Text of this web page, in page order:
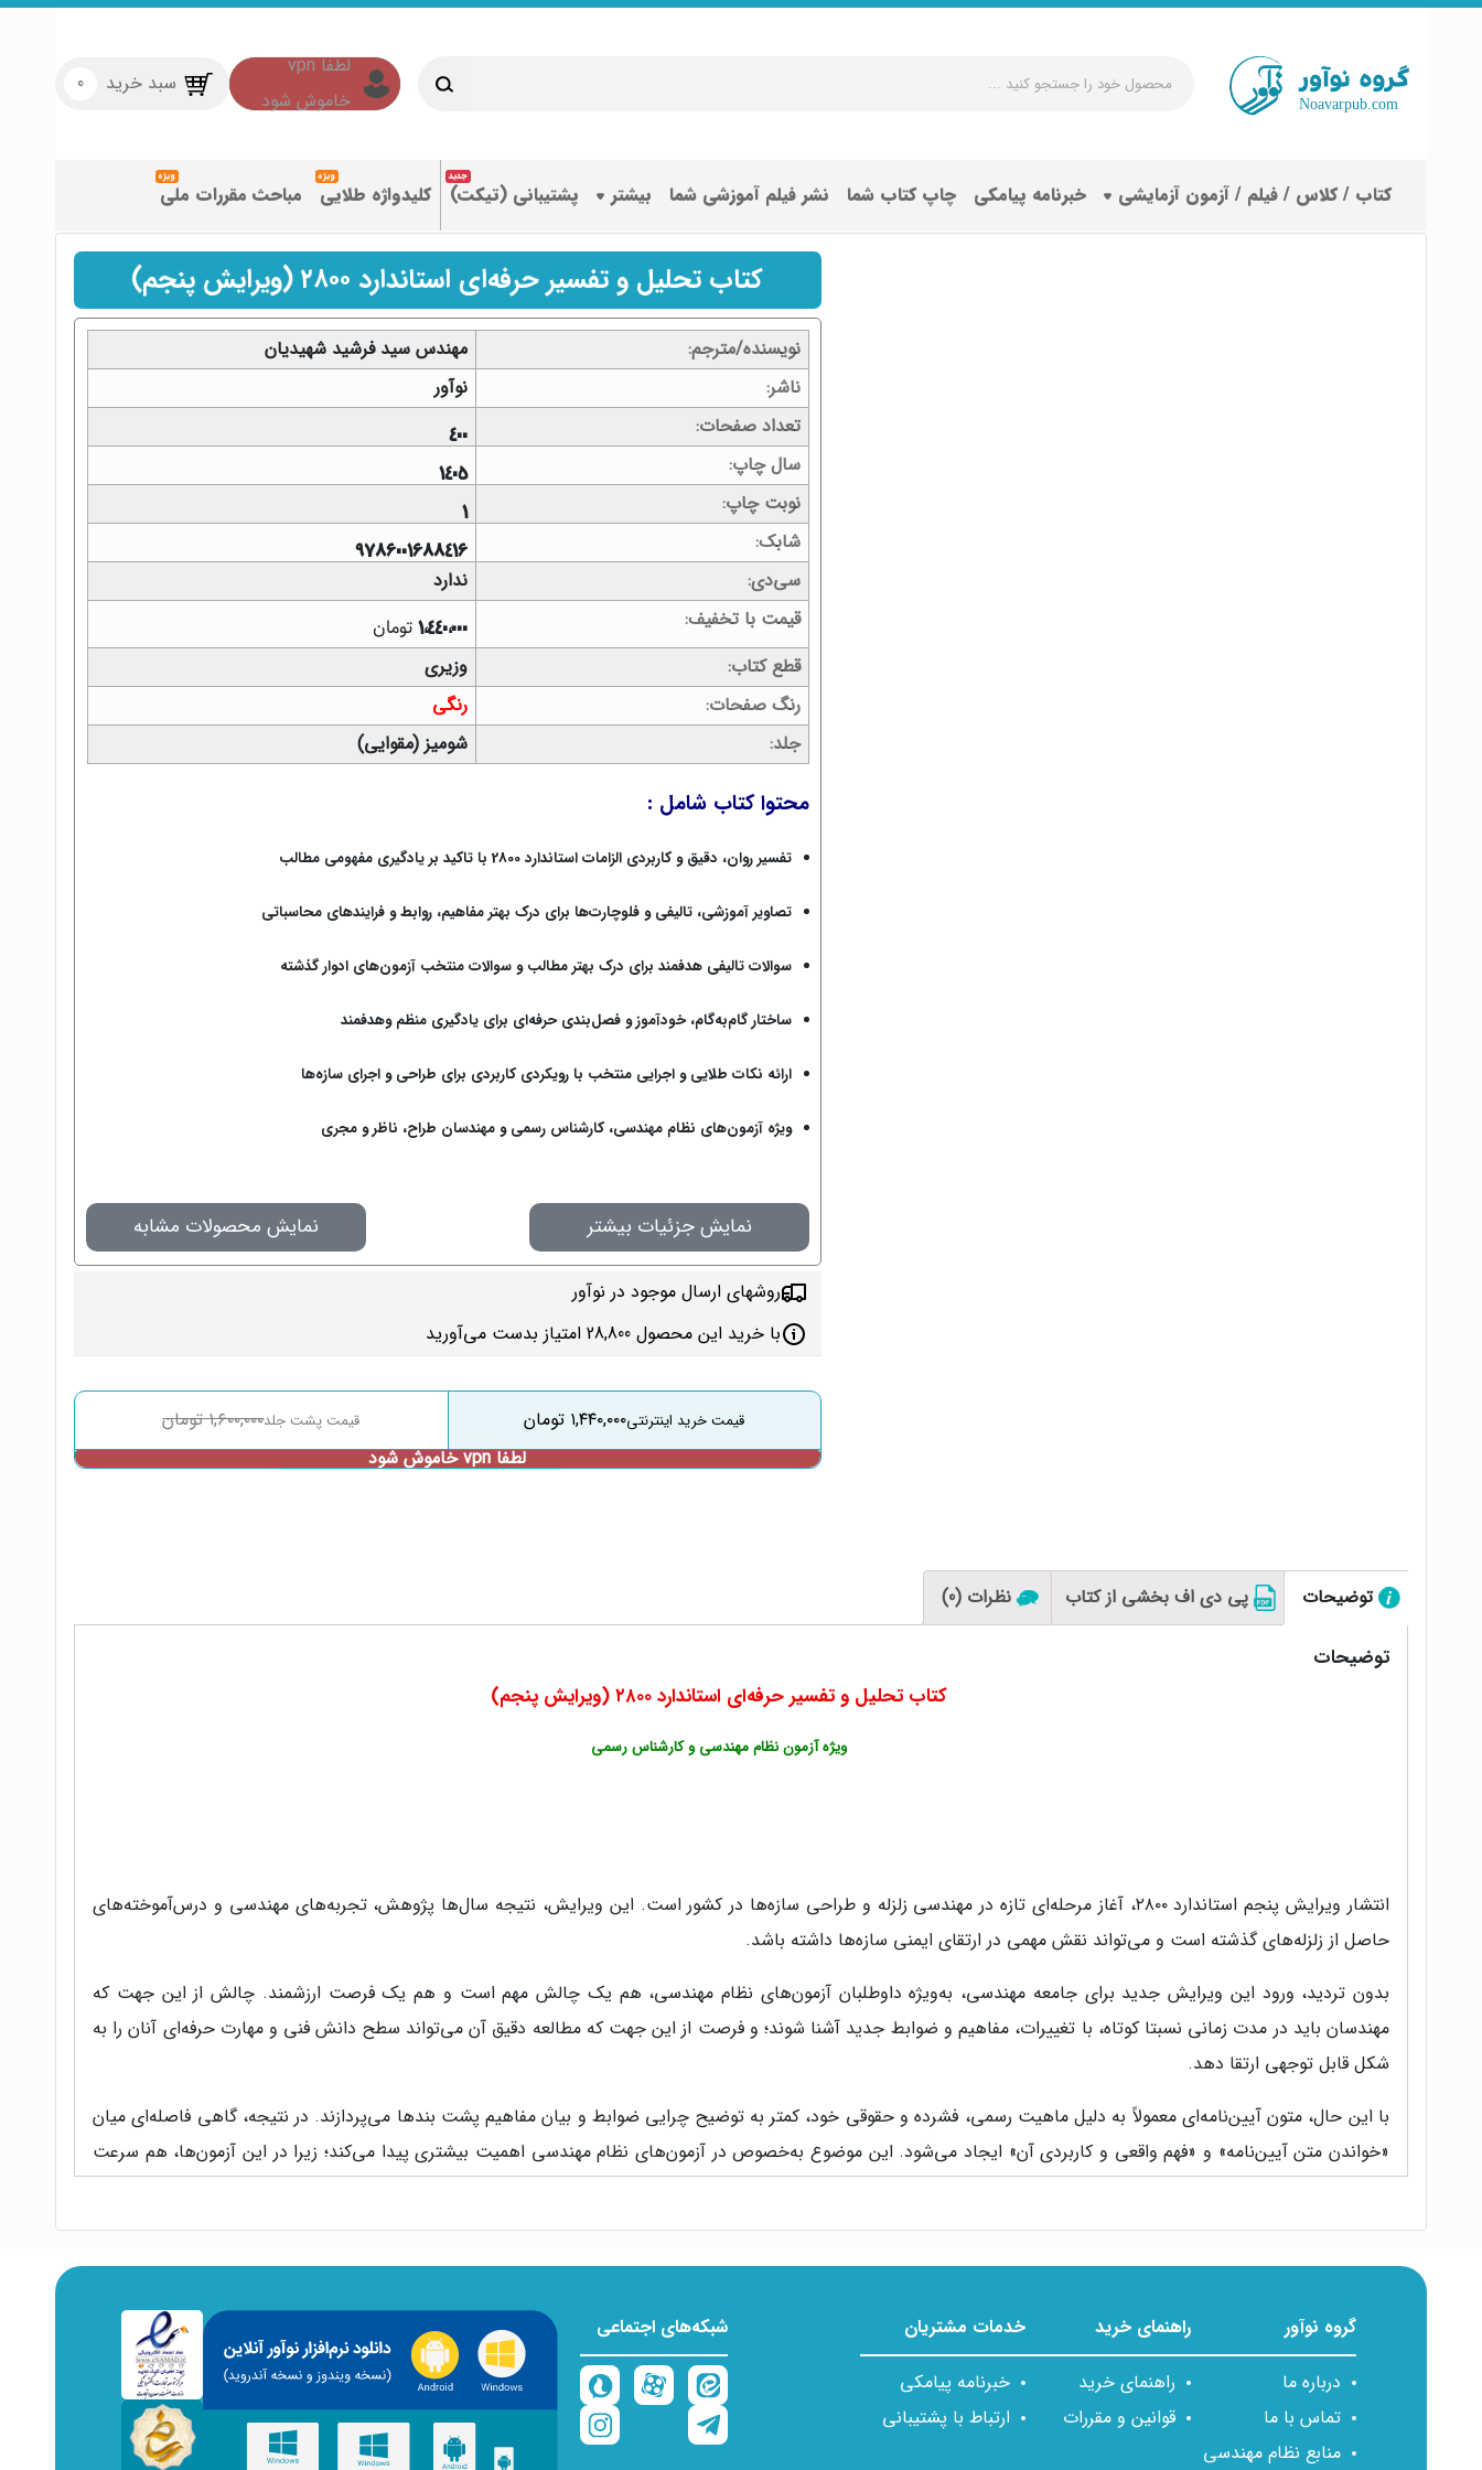
جستجو
کنید
سبد خرید 0
کتاب / کلاس / فیلم / آزمون آزمایشی خبرنامه پیامکی چاپ کتاب شما نشر فیلم آموزشی شما بیشتر پشتیبانی (تیکت) کلیدواژه طلایی مباحث مقررات ملی
کتاب تحلیل و تفسیر حرفه‌ای استاندارد ۲۸۰۰ (ویرایش پنجم)
نویسنده/مترجم
مهندس سید فرشید شهیدیان
ناشر
نوآور
تعداد صفحات
400
سال چاپ 1405
نوبت چاپ 1
شابک 9786001688416
سی‌دی
ندارد
قیمت با تخفیف
1,440,000 تومان
قطع کتاب
وزیری
رنگ صفحات
رنگی
جلد
شومیز (مقوایی)
محتوا کتاب شامل :
تفسیر روان، دقیق و کاربردی الزامات استاندارد 2800 با تاکید بر یادگیری مفهومی مطالب
تصاویر آموزشی، تالیفی و فلوچارت‌ها برای درک بهتر مفاهیم، روابط و فرایندهای محاسباتی
سوالات تالیفی هدفمند برای درک بهتر مطالب و سوالات منتخب آزمون‌های ادوار گذشته
ساختار گام‌به‌گام، خودآموز و فصل‌بندی حرفه‌ای برای یادگیری منظم وهدفمند
ارائه نکات طلایی و اجرایی منتخب با رویکردی کاربردی برای طراحی و اجرای سازه‌ها
ویژه آزمون‌های نظام مهندسی، کارشناس رسمی و مهندسان طراح، ناظر و مجری
نمایش جزئیات بیشتر نمایش محصولات مشابه
روشهای ارسال موجود در نوآور
با خرید این محصول 28,800 امتیاز بدست می‌آورید
۱,۶۰۰,۰۰۰ تومان ۱,۴۴۰,۰۰۰ تومان
توضیحات پی دی اف بخشی از کتاب نظرات (0)
توضیحات
کتاب تحلیل و تفسیر حرفه‌ای استاندارد ۲۸۰۰ (ویرایش پنجم)
ویژه آزمون نظام مهندسی و کارشناس رسمی
انتشار ویرایش پنجم استاندارد ۲۸۰۰، آغاز مرحله‌ای تازه در مهندسی زلزله و طراحی سازه‌ها در کشور است. این ویرایش، نتیجه سال‌ها پژوهش، تجربه‌های مهندسی و درس‌آموخته‌های
حاصل از زلزله‌های گذشته است و می‌تواند نقش مهمی در ارتقای ایمنی سازه‌ها داشته باشد.
بدون تردید، ورود این ویرایش جدید برای جامعه مهندسی، به‌ویژه داوطلبان آزمون‌های نظام مهندسی، هم یک چالش مهم است و هم یک فرصت ارزشمند. چالش از این جهت که
مهندسان باید در مدت زمانی نسبتا کوتاه، با تغییرات، مفاهیم و ضوابط جدید آشنا شوند؛ و فرصت از این جهت که مطالعه دقیق آن می‌تواند سطح دانش فنی و مهارت حرفه‌ای آنان را به
شکل قابل توجهی ارتقا دهد.
با این حال، متون آیین‌نامه‌ای معمولاً به دلیل ماهیت رسمی، فشرده و حقوقی خود، کمتر به توضیح چرایی ضوابط و بیان مفاهیم پشت بندها می‌پردازند. در نتیجه، گاهی فاصله‌ای میان
«خواندن متن آیین‌نامه» و «فهم واقعی و کاربردی آن» ایجاد می‌شود. این موضوع به‌خصوص در آزمون‌های نظام مهندسی اهمیت بیشتری پیدا می‌کند؛ زیرا در این آزمون‌ها، هم سرعت
کتاب حاضر با هدف پر کردن همین فاصله تألیف شده است. در کتاب تحلیل و تفسیر حرفه‌ای استاندارد ۲۸۰۰، تلاش شده است بندهای مبهم آیین‌نامه به زبانی ساده، تحلیلی و کاربردی
توضیح داده شوند تا خواننده بتواند علاوه بر آشنایی با متن آیین‌نامه، مفهوم مهندسی و منطق حاکم بر ضوابط را نیز درک کند.
برای رسیدن به این هدف، در تدوین کتاب از یک روش آموزشی چندجانبه استفاده شده است؛ روشی که بر اساس نیازهای واقعی داوطلبان آزمون و مهندسان شکل گرفته است:
جویی در زمان
در این کتاب تلاش شده است هر بند مهم، با زبانی ساده، دقیق و مهندسی توضیح داده شود تا خواننده بدون نیاز به چندین بار بازخوانی، مفهوم اصلی را دریافت کند. همچنین در
گروه نوآور
درباره ما
تماس با ما
منابع نظام مهندسی
راهنمای خرید
راهنمای خرید
قوانین و مقررات
خدمات مشتریان
خبرنامه پیامکی
ارتباط با پشتیبانی
شبکه‌های اجتماعی